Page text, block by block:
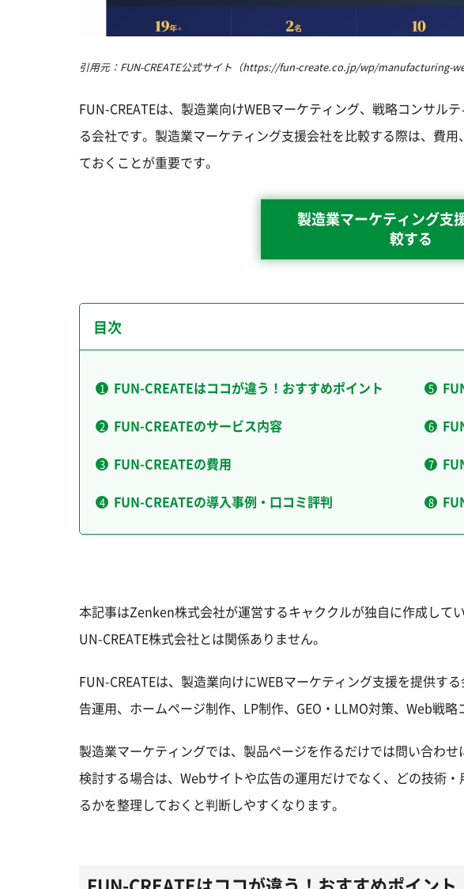
引用元：FUN-CREATE公式サイト（https://fun-create.co.jp/wp/manufacturing-
FUN-CREATEは、製造業向けWEBマーケティング、戦略コンサル
る会社です。製造業マーケティング支援会社を比較する際は、費
ておくことが重要です。
製造業マーケティング支
較する
目次
FUN-CREATEはココが違う！おすすめポイント
FUN-CREATEのサービス内容
FUN-CREATEの費用
FUN-CREATEの導入事例・口コミ評判
本記事はZenken株式会社が運営するキャククルが独自に作成して
UN-CREATE株式会社とは関係ありません。
FUN-CREATEは、製造業向けにWEBマーケティング支援を提供す
告運用、ホームページ制作、LP制作、GEO・LLMO対策、Web戦略
製造業マーケティングでは、製品ページを作るだけでは問い合わ
検討する場合は、Webサイトや広告の運用だけでなく、どの技術
るかを整理しておくと判断しやすくなります。